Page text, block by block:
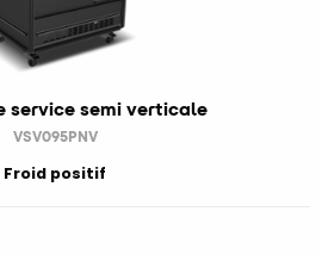
service semi verticale
VSV095PNV
Froid positif